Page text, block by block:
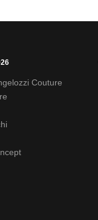
Couture